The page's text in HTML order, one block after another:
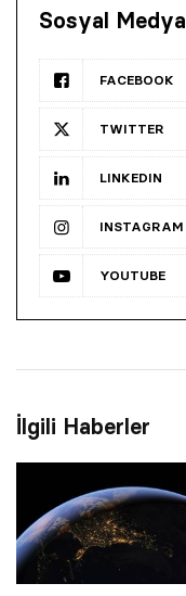
Sosyal Medya
FACEBOOK
TWITTER
LINKEDIN
INSTAGRAM
YOUTUBE
İlgili Haberler